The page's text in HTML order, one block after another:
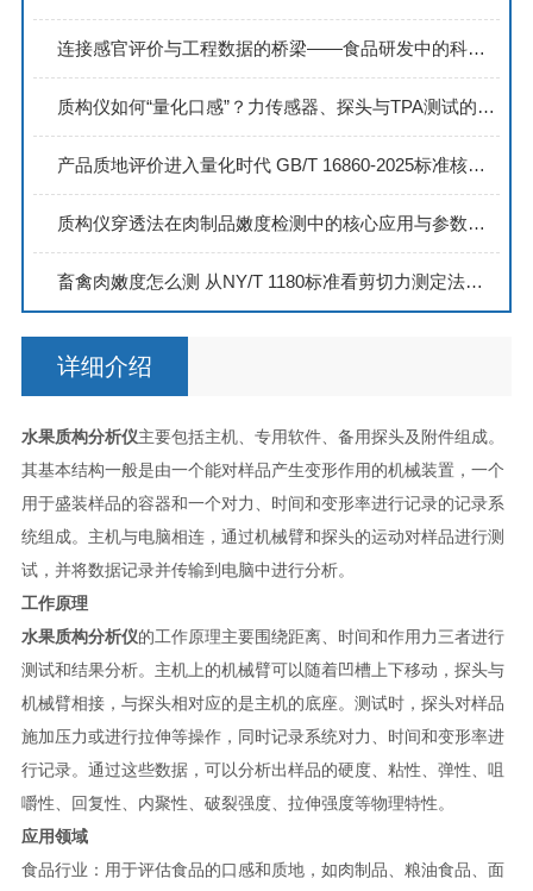
连接感官评价与工程数据的桥梁——食品研发中的科学量化工具
质构仪如何“量化口感”？力传感器、探头与TPA测试的协同工作机制
产品质地评价进入量化时代 GB/T 16860-2025标准核心要点全解析
质构仪穿透法在肉制品嫩度检测中的核心应用与参数解读
畜禽肉嫩度怎么测 从NY/T 1180标准看剪切力测定法的完整操作流程
详细介绍
水果质构分析仪主要包括主机、专用软件、备用探头及附件组成。
其基本结构一般是由一个能对样品产生变形作用的机械装置，一个
用于盛装样品的容器和一个对力、时间和变形率进行记录的记录系
统组成。主机与电脑相连，通过机械臂和探头的运动对样品进行测
试，并将数据记录并传输到电脑中进行分析。
工作原理
水果质构分析仪的工作原理主要围绕距离、时间和作用力三者进行
测试和结果分析。主机上的机械臂可以随着凹槽上下移动，探头与
机械臂相接，与探头相对应的是主机的底座。测试时，探头对样品
施加压力或进行拉伸等操作，同时记录系统对力、时间和变形率进
行记录。通过这些数据，可以分析出样品的硬度、粘性、弹性、咀
嚼性、回复性、内聚性、破裂强度、拉伸强度等物理特性。
应用领域
食品行业：用于评估食品的口感和质地，如肉制品、粮油食品、面